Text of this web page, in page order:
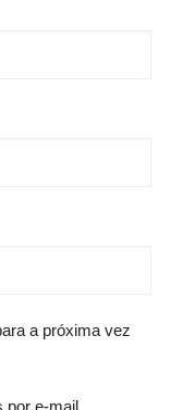
a próxima vez
e-mail.